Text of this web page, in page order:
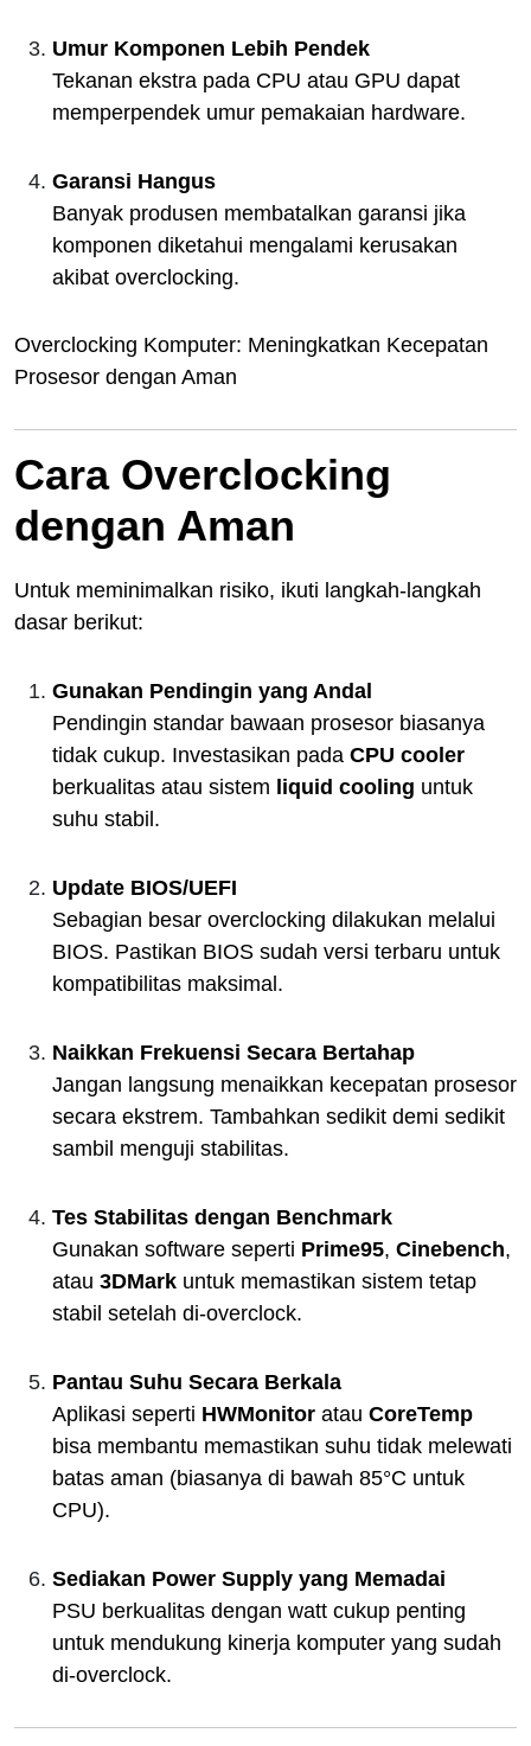
Umur Komponen Lebih Pendek
Tekanan ekstra pada CPU atau GPU dapat
memperpendek umur pemakaian hardware.
Garansi Hangus
Banyak produsen membatalkan garansi jika
komponen diketahui mengalami kerusakan
akibat overclocking.
Overclocking Komputer: Meningkatkan Kecepatan
Prosesor dengan Aman
Cara Overclocking
dengan Aman
Untuk meminimalkan risiko, ikuti langkah-langkah
dasar berikut:
Gunakan Pendingin yang Andal
Pendingin standar bawaan prosesor biasanya
tidak cukup. Investasikan pada CPU cooler
berkualitas atau sistem liquid cooling untuk
suhu stabil.
Update BIOS/UEFI
Sebagian besar overclocking dilakukan melalui
BIOS. Pastikan BIOS sudah versi terbaru untuk
kompatibilitas maksimal.
Naikkan Frekuensi Secara Bertahap
Jangan langsung menaikkan kecepatan prosesor
secara ekstrem. Tambahkan sedikit demi sedikit
sambil menguji stabilitas.
Tes Stabilitas dengan Benchmark
Gunakan software seperti Prime95, Cinebench,
atau 3DMark untuk memastikan sistem tetap
stabil setelah di-overclock.
Pantau Suhu Secara Berkala
Aplikasi seperti HWMonitor atau CoreTemp
bisa membantu memastikan suhu tidak melewati
batas aman (biasanya di bawah 85°C untuk
CPU).
Sediakan Power Supply yang Memadai
PSU berkualitas dengan watt cukup penting
untuk mendukung kinerja komputer yang sudah
di-overclock.